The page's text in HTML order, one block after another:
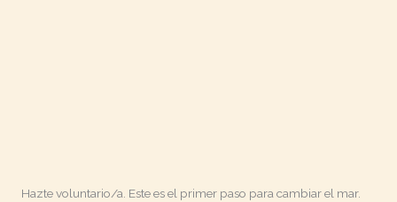
Hazte voluntario/a. Este es el primer paso para cambiar el mar.